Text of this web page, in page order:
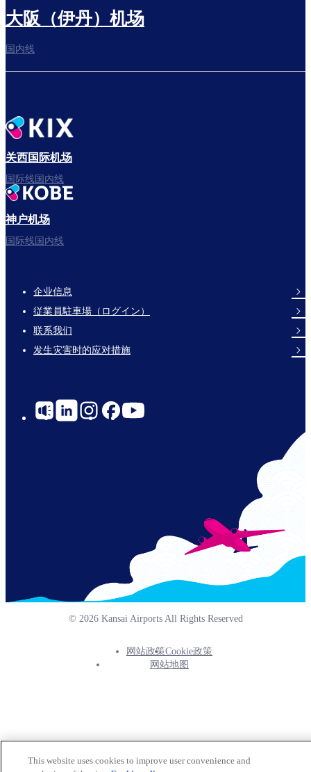
大阪（伊丹）机场
国内线
关西国际机场
国际线国内线
神户机场
国际线国内线
Footer
Links
企业信息
従業員駐車場（ログイン）
联系我们
发生灾害时的应对措施
Social
© 2026 Kansai Airports All Rights Reserved
Footer
网站政策Cookie政策
网站地图
This website uses cookies to improve user convenience and